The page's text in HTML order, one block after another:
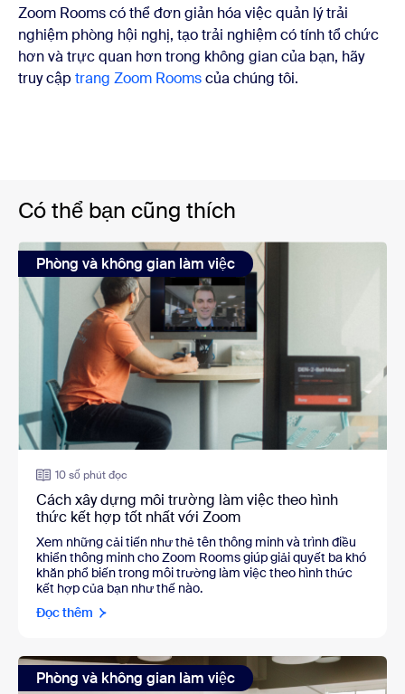
Zoom Rooms có thể đơn giản hóa việc quản lý trải
nghiệm phòng hội nghị, tạo trải nghiệm có tính tổ chức
hơn và trực quan hơn trong không gian của bạn, hãy
truy cập trang Zoom Roomscủa chúng tôi.
Có thể bạn cũng thích
Phòng và không gian làm việc
10 số phút đọc
Cách xây dựng môi trường làm việc theo hình
thức kết hợp tốt nhất với Zoom
Xem những cải tiến như thẻ tên thông minh và trình điều
khiển thông minh cho Zoom Rooms giúp giải quyết ba khó
khăn phổ biến trong môi trường làm việc theo hình thức
kết hợp của bạn như thế nào.
Đọc thêm
Phòng và không gian làm việc